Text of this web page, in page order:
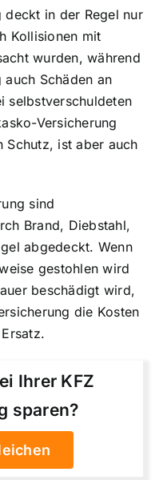
deckt in der Regel nur
Kollisionen mit
wurden, während
Schäden an
selbstverschuldeten
Versicherung
Schutz, ist aber auch
sind
Brand, Diebstahl,
abgedeckt. Wenn
gestohlen wird
beschädigt wird,
die Kosten
Ihrer KFZ
sparen?